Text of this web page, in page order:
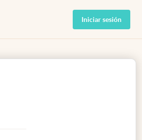
Iniciar sesión